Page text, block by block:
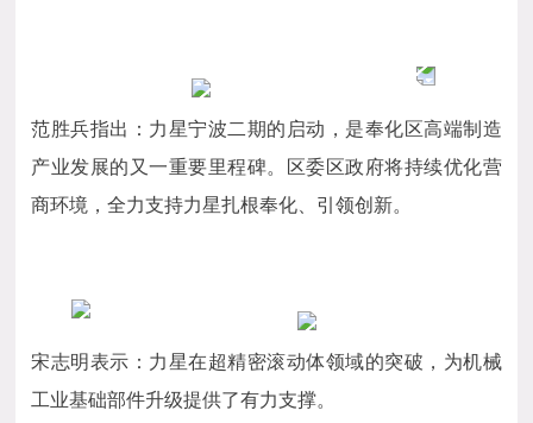
范胜兵指出：力星宁波二期的启动，是奉化区高端制造
产业发展的又一重要里程碑。区委区政府将持续优化营
商环境，全力支持力星扎根奉化、引领创新。
宋志明表示：力星在超精密滚动体领域的突破，为机械
工业基础部件升级提供了有力支撑。